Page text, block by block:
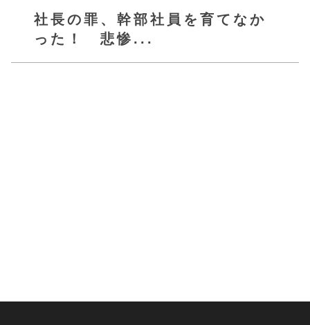
社長の罪、幹部社員を育てなか
った！ 悲惨...